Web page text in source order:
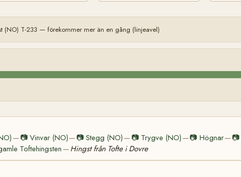
(NO) T-233 — förekommer mer än en gång (linjeavel)
— 📷 Vinvar (NO)— 📷 Stegg (NO) — 📷 Trygve (NO) —📷 Högnar— 📷
Toftehingsten— Hingst från Tofte i Dovre